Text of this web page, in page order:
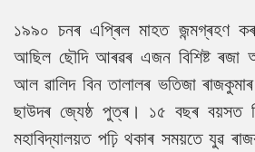
১৯৯০ চনৰ এপ্ৰিল মাহত জন্মগ্ৰহণ
আছিল ছৌদি আৰৱৰ এজন বিশিষ্ট ৰজা
আল ৱালিদ বিন তালালৰ ভতিজা
ছাউদৰ জ্যেষ্ঠ পুত্ৰ। ১৫ বছৰ বয়সত
মহাবিদ্যালয়ত পঢ়ি থকাৰ সময়তে যুৱ